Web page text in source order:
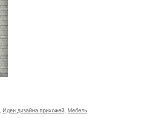
Идеи дизайна прихожей Мебель